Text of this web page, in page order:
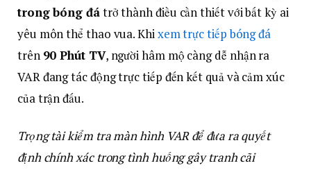
trong bóng đátrở thành điều cần thiết với bất kỳ ai
yêu môn thể thao vua. Khixem trực tiếp bóng đá
trên 90 Phút TV, người hâm mộ càng dễ nhận ra
VAR đang tác động trực tiếp đến kết quả và cảm xúc
của trận đấu.
Trọng tài kiểm tra màn hình VAR để đưa ra quyết
định chính xác trong tình huống gây tranh cãi